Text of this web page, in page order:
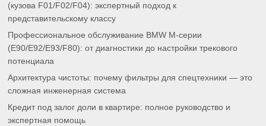
(кузова F01/F02/F04): экспертный подход к
представительскому классу
Профессиональное обслуживание BMW M-серии
(E90/E92/E93/F80): от диагностики до настройки трекового
потенциала
Архитектура чистоты: почему фильтры для спецтехники — это
сложная инженерная система
Кредит под залог доли в квартире: полное руководство и
экспертная помощь